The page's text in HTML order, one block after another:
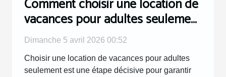
Comment choisir une location de
vacances pour adultes seulement
?
Dimanche 5 avril 2026 00:52
Choisir une location de vacances pour adultes
seulement est une étape décisive pour garantir